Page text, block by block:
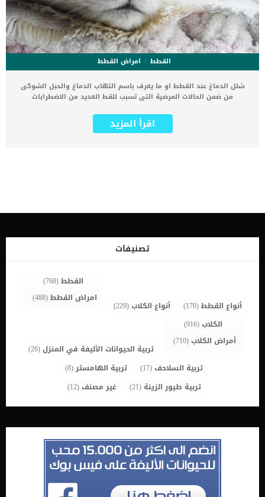
القطط
امراض القطط
شلل الدماغ عند القطط او ما يعرف باسم التهاب الدماغ والحبل الشوكى
من ضمن الحالات المرضية التى تسبب للقط العديد من الاضطرابات
الشوكي هو التهاب السحايا والدماغ غير القيحي (التهاب المادة الرمادية
للدماغ والحبل الشوكي). تسبب هذه الحالة تنكس الأعصاب وإزالة الميالين
الشلل السفلي اى ضعف في الجزء السفلي من الجسم كما نجد النوبات
القطط الاسباب الكامنة خلف شلل الدماغ عند القطط تنقسم اسباب هذه
الحالة المرضية من اسباب مكتسبة و اسباب غير معروفة. كلما تم تحديد
السبب بشكل دقيق كلما ساعد ذلك على تحديد الخطة العلاجية الانسب.
والفم. كما يُشتبه في أنه ناجم عن فيروس بورنا […]
اقرأ المزيد
تصنيفات
أنواع القطط(170) أنواع الكلاب(229)
القطط(768)
امراض القطط(488)
الكلاب(916)
أمراض الكلاب(710)
تربية الحيوانات الأليفة في المنزل(26)
تربية السلاحف(17) تربية الهامستر(8)
تربية طيور الزينة (21) غير مصنف(12)